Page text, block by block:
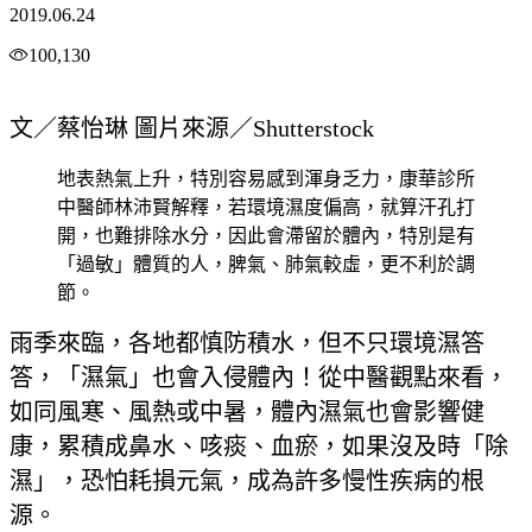
2019.06.24
100,130
文／蔡怡琳 圖片來源／Shutterstock
地表熱氣上升，特別容易感到渾身乏力，康華診所
中醫師林沛賢解釋，若環境濕度偏高，就算汗孔打
開，也難排除水分，因此會滯留於體內，特別是有
「過敏」體質的人，脾氣、肺氣較虛，更不利於調
節。
雨季來臨，各地都慎防積水，但不只環境濕答
答，「濕氣」也會入侵體內！從中醫觀點來看，
如同風寒、風熱或中暑，體內濕氣也會影響健
康，累積成鼻水、咳痰、血瘀，如果沒及時「除
濕」，恐怕耗損元氣，成為許多慢性疾病的根
源。